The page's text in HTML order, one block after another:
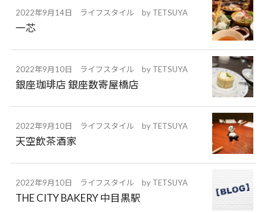
2022年9月14日 ライフスタイル by TETSUYA
一芯
2022年9月10日 ライフスタイル by TETSUYA
銀座珈琲店 銀座数寄屋橋店
2022年9月10日 ライフスタイル by TETSUYA
天空飲茶酒家
2022年9月10日 ライフスタイル by TETSUYA
THE CITY BAKERY 中目黒駅